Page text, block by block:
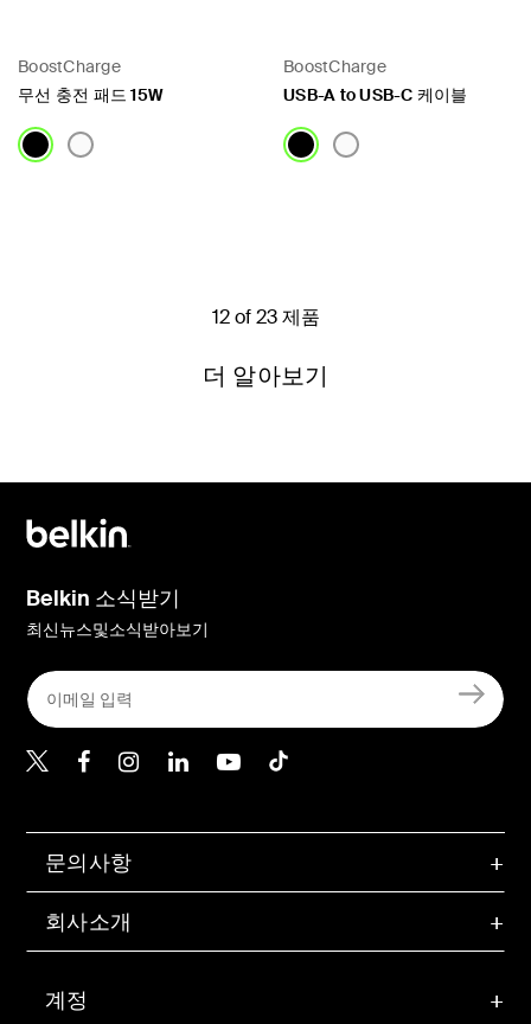
BoostCharge
무선 충전 패드 15W
BoostCharge
USB-A to USB-C 케이블
12 of 23 제품
더 알아보기
계정
문의사항
회사소개
Belkin 소식받기
최신뉴스및소식받아보기
Belkin Twitter